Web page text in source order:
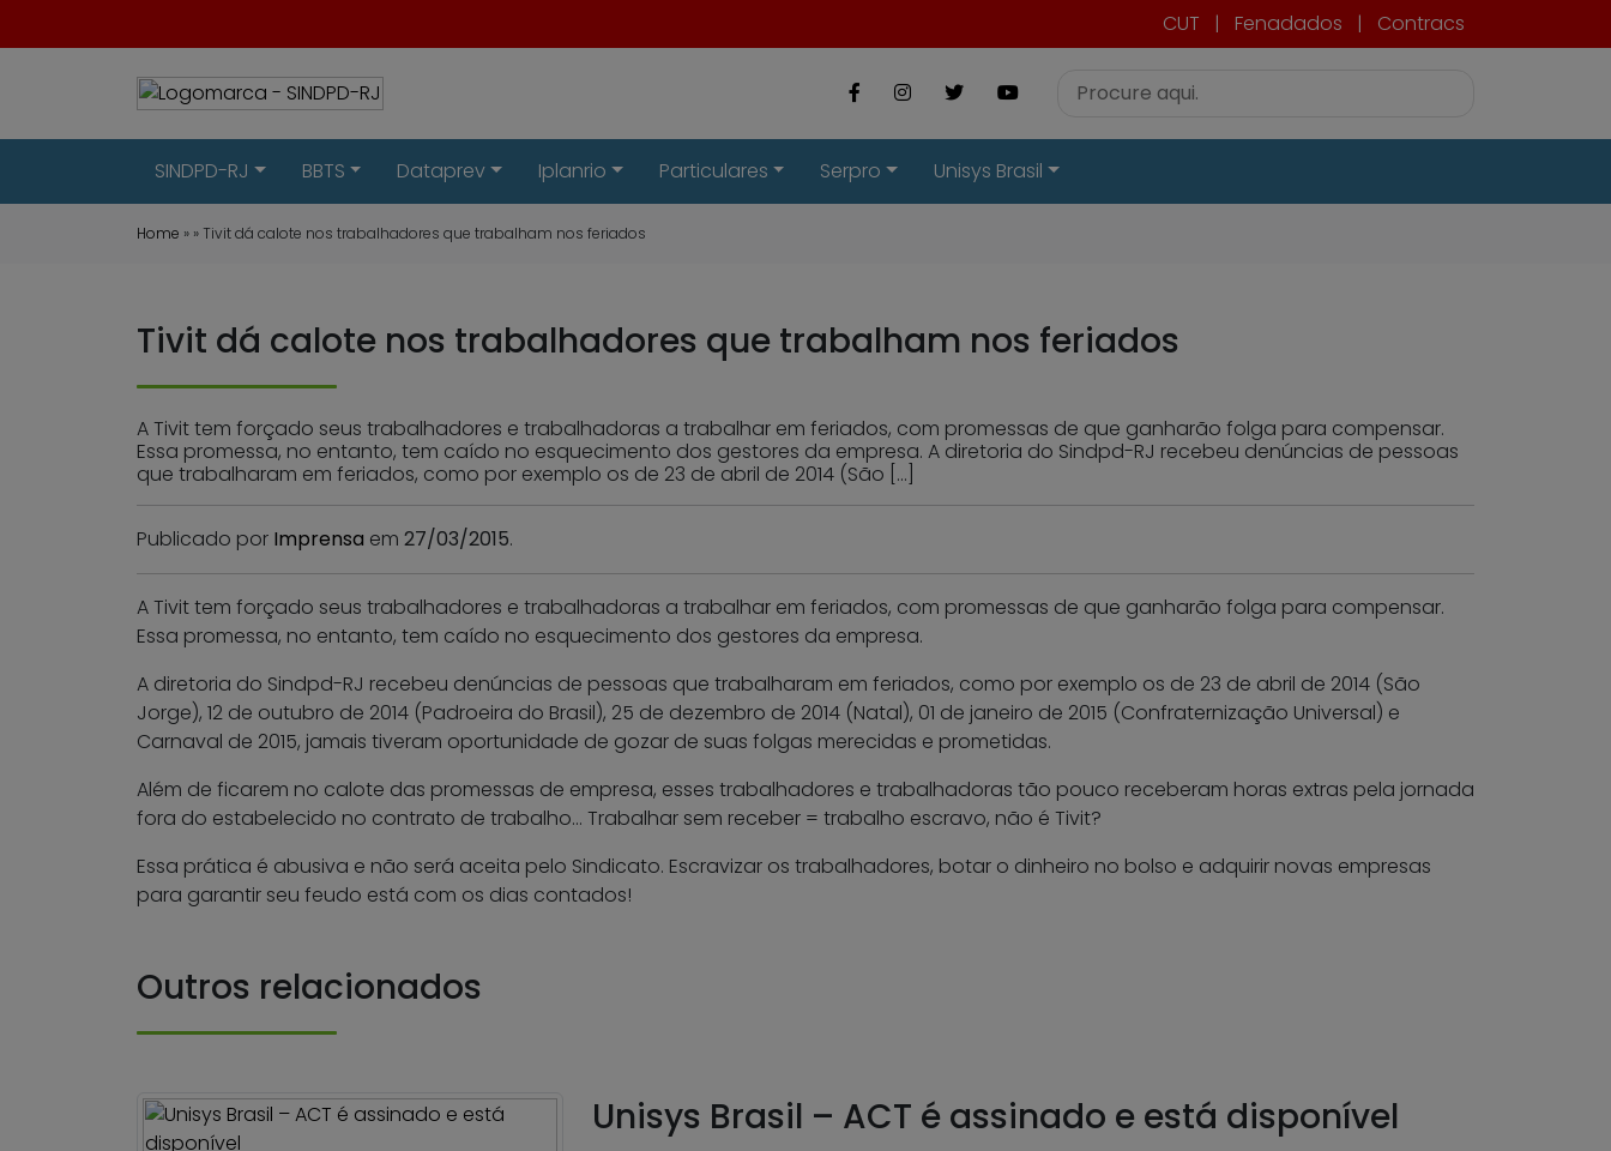
CUT | Fenadados | Contracs
SINDPD-RJ BBTS Dataprev Iplanrio Particulares Serpro Unisys Brasil
Home » » Tivit dá calote nos trabalhadores que trabalham nos feriados
Tivit dá calote nos trabalhadores que trabalham nos feriados
A Tivit tem forçado seus trabalhadores e trabalhadoras a trabalhar em feriados, com promessas de que ganharão folga para compensar.
Essa promessa, no entanto, tem caído no esquecimento dos gestores da empresa. A diretoria do Sindpd-RJ recebeu denúncias de pessoas
que trabalharam em feriados, como por exemplo os de 23 de abril de 2014 (São […]
Publicado por Imprensa em 27/03/2015.
A Tivit tem forçado seus trabalhadores e trabalhadoras a trabalhar em feriados, com promessas de que ganharão folga para compensar.
Essa promessa, no entanto, tem caído no esquecimento dos gestores da empresa.
A diretoria do Sindpd-RJ recebeu denúncias de pessoas que trabalharam em feriados, como por exemplo os de 23 de abril de 2014 (São
Jorge), 12 de outubro de 2014 (Padroeira do Brasil), 25 de dezembro de 2014 (Natal), 01 de janeiro de 2015 (Confraternização Universal) e
Carnaval de 2015, jamais tiveram oportunidade de gozar de suas folgas merecidas e prometidas.
Além de ficarem no calote das promessas de empresa, esses trabalhadores e trabalhadoras tão pouco receberam horas extras pela jornada
fora do estabelecido no contrato de trabalho… Trabalhar sem receber = trabalho escravo, não é Tivit?
Essa prática é abusiva e não será aceita pelo Sindicato. Escravizar os trabalhadores, botar o dinheiro no bolso e adquirir novas empresas
para garantir seu feudo está com os dias contados!
Outros relacionados
Unisys Brasil – ACT é assinado e está disponível